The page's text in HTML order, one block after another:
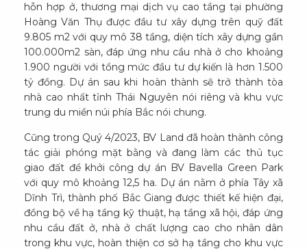
hỗn hợp ở, thương mại dịch vụ cao tầng tại phường
Hoàng Văn Thụ được đầu tư xây dựng trên quỹ đất
9.805 m2 với quy mô 38 tầng, diện tích xây dựng gần
100.000m2 sàn, đáp ứng nhu cầu nhà ở cho khoảng
1.900 người với tổng mức đầu tư dự kiến là hơn 1.500
tỷ đồng. Dự án sau khi hoàn thành sẽ trở thành tòa
nhà cao nhất tỉnh Thái Nguyên nói riêng và khu vực
trung du miền núi phía Bắc nói chung.
Cũng trong Quý 4/2023, BV Land đã hoàn thành công
tác giải phóng mặt bằng và đang làm các thủ tục
giao đất để khởi công dự án BV Bavella Green Park
với quy mô khoảng 12,5 ha. Dự án nằm ở phía Tây xã
Dĩnh Trì, thành phố Bắc Giang được thiết kế hiện đại,
đồng bộ về hạ tầng kỹ thuật, hạ tầng xã hội, đáp ứng
nhu cầu đất ở, nhà ở chất lượng cao cho nhân dân
trong khu vực, hoàn thiện cơ sở hạ tầng cho khu vực